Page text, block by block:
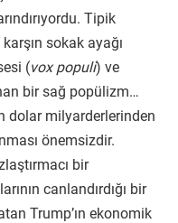
Tipik
sokak ayağı
(vox populi) ve
bir sağ popülizm…
dolar milyarderlerinden
önemsizdir.
bir
canlandırdığı bir
Trump’ın ekonomik